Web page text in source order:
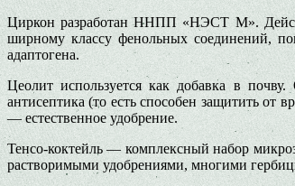
Циркон разработан ННПП «НЭСТ М».
ширному классу фенольных соедине­ний,
адаптогена.
Цеолит используется как добав­ка в
антисептика (то есть способен за­щитить от
— естественное удобрение.
Тенсо-коктейль — комплексный на­бор
растворимыми удобре­ниями, многими